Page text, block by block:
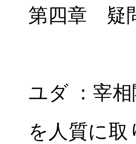
第四章 疑
ユダ ：宰
を人質に